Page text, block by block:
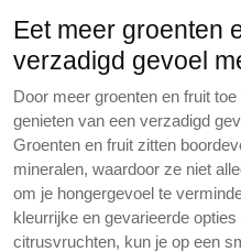
Eet meer groenten
verzadigd gevoel
Door meer groenten en fruit
genieten van een verzadigd
Groenten en fruit zitten
mineralen, waardoor ze niet
om je hongergevoel te
kleurrijke en gevarieerde
citrusvruchten, kun je op een